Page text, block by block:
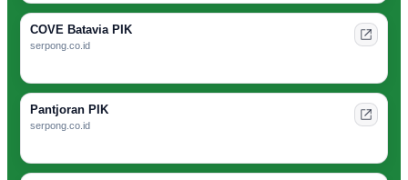
COVE Batavia PIK
serpong.co.id
Pantjoran PIK
serpong.co.id